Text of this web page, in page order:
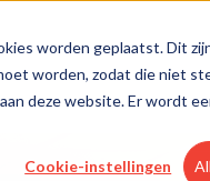
worden geplaatst. Dit
worden, zodat die niet
deze website. Er wordt
Cookie-instellingen